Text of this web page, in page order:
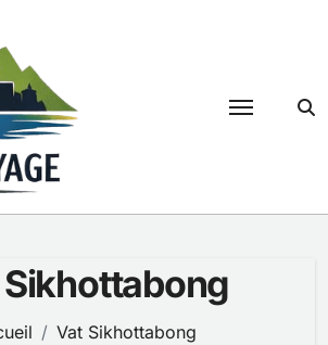
Vat Sikhottabong